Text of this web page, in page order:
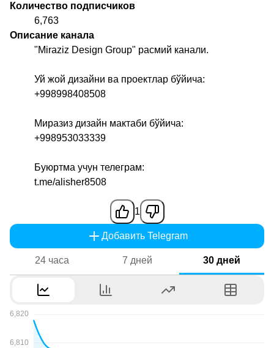
Количество подписчиков
6,763
Описание канала
"Miraziz Design Group" расмий канали.
Уй жой дизайни ва проектлар бўйича:
+998998408508
Миразиз дизайн мактаби бўйича:
+998953033339
Буюртма учун телеграм:
t.me/alisher8508
1
Добавить Telegram
24 часа 7 дней 30 дней